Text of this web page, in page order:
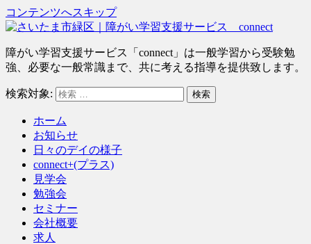
コンテンツへスキップ
さ
い
ま
障がい学習支援サービス「connect」は一般学習から受験勉
強、必要な一般常識まで、共に考える指導を提供致します。
検索対象: 検索
ホーム
お知らせ
日々のデイの様子
connect+(プラス)
見学会
勉強会
セミナー
会社概要
求人